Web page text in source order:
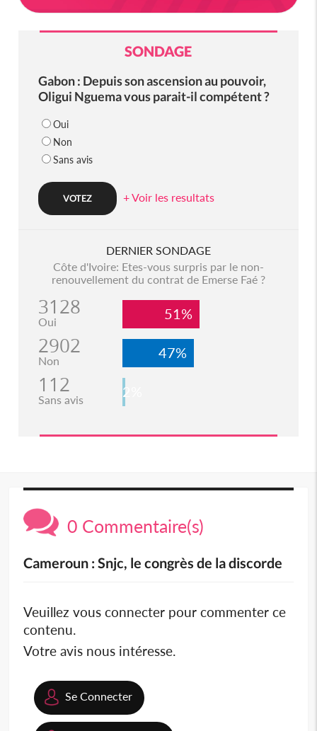
SONDAGE
Gabon : Depuis son ascension au pouvoir,
Oligui Nguema vous parait-il compétent ?
Oui
Non
Sans avis
+ Voir les resultats
DERNIER SONDAGE
Côte d'Ivoire: Etes-vous surpris par le non-
renouvellement du contrat de Emerse Faé ?
3128
Oui 51%
2902
Non 47%
112
Sans avis 2%
0 Commentaire(s)
Cameroun : Snjc, le congrès de la discorde
Veuillez vous connecter pour commenter ce
contenu.
Votre avis nous intéresse.
Se Connecter